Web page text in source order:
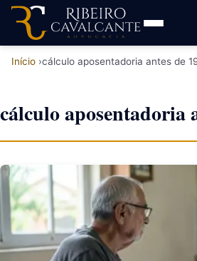
Início cálculo aposentadoria antes de
cálculo aposentadoria